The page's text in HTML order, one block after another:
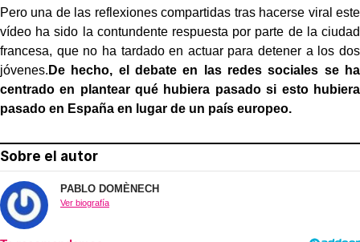
Pero una de las reflexiones compartidas tras hacerse viral este
vídeo ha sido la contundente respuesta por parte de la ciudad
francesa, que no ha tardado en actuar para detener a los dos
jóvenes. De hecho, el debate en las redes sociales se ha
centrado en plantear qué hubiera pasado si esto hubiera
pasado en España en lugar de un país europeo.
Sobre el autor
PABLO DOMÈNECH
Ver biografía